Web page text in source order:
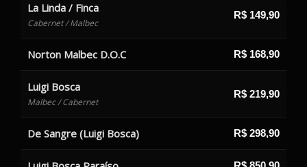
La Linda / Finca
Cabernet / Malbec
R$ 149,90
Norton Malbec D.O.C R$ 168,90
Luigi Bosca
Malbec / Cabernet
R$ 219,90
De Sangre (Luigi Bosca) R$ 298,90